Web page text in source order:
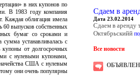
в них купонов по
В 1983 году компания
Каждая облигация имела
выпусков собственных
бумаг со сроками и
устанавливалась с
купоны от долгосрочных
с нулевыми купонами,
США с нулевым
они очень популярны
Сдаем в
Дата 23.02.2014
Сдаем в аренду
Октябрьскийй
Все новости